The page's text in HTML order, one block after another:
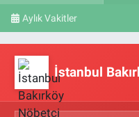
Aylık Vakitler
İstanbul